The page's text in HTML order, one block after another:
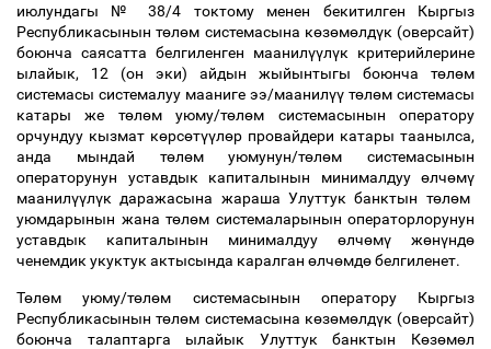
июлундагы № 38/4 токтому менен бекитилген Кыргыз
Республикасынын төлөм системасына көзөмөлдүк (оверсайт)
боюнча саясатта белгиленген маанилүүлүк критерийлерине
ылайык, 12 (он эки) айдын жыйынтыгы боюнча төлөм
системасы системалуу мааниге ээ/маанилүү төлөм системасы
катары же төлөм уюму/төлөм системасынын оператору
орчундуу кызмат көрсөтүүлөр провайдери катары таанылса,
анда мындай төлөм уюмунун/төлөм системасынын
операторунун уставдык капиталынын минималдуу өлчөмү
маанилүүлүк даражасына жараша Улуттук банктын төлөм
уюмдарынын жана төлөм системаларынын операторлорунун
уставдык капиталынын минималдуу өлчөмү жөнүндө
ченемдик укуктук актысында каралган өлчөмдөбелгиленет.
Төлөм уюму/төлөм системасынын оператору Кыргыз
Республикасынын төлөм системасына көзөмөлдүк (оверсайт)
боюнча талаптарга ылайык Улуттук банктын Көзөмөл